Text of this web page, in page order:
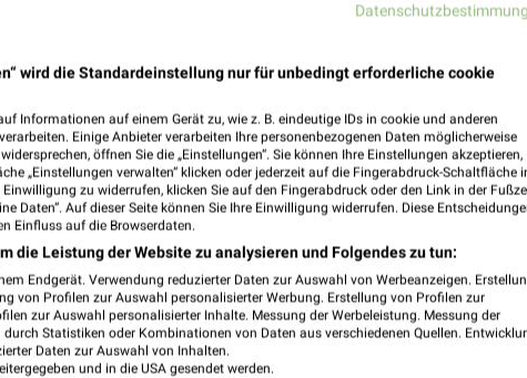
wird die Standardeinstellung nur für unbedingt erforderliche cookie
Informationen auf einem Gerät zu, wie z. B. eindeutige IDs in cookie und anderen
Einige Anbieter verarbeiten Ihre personenbezogenen Daten möglicherweise
öffnen Sie die „Einstellungen“. Sie können Ihre Einstellungen akzeptieren,
„Einstellungen verwalten“ klicken oder jederzeit auf die Fingerabdruck-Schaltfläche
zu widerrufen, klicken Sie auf den Fingerabdruck oder den Link in der
Daten“. Auf dieser Seite können Sie Ihre Einwilligung widerrufen. Diese
Einfluss auf die Browserdaten.
die Leistung der Website zu analysieren und Folgendes zu tun:
Endgerät. Verwendung reduzierter Daten zur Auswahl von Werbeanzeigen.
von Profilen zur Auswahl personalisierter Werbung. Erstellung von Profilen zur
zur Auswahl personalisierter Inhalte. Messung der Werbeleistung. Messung der
Statistiken oder Kombinationen von Daten aus verschiedenen Quellen.
Daten zur Auswahl von Inhalten.
und in die USA gesendet werden.